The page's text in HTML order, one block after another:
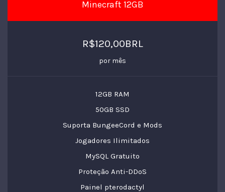
Minecraft 12GB
R$120,00BRL
por mês
12GB RAM
50GB SSD
Suporta BungeeCord e Mods
Jogadores Ilimitados
MySQL Gratuito
Proteção Anti-DDoS
Painel pterodactyl